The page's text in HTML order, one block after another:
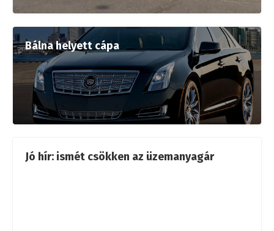
Bálna helyett cápa
Jó hír: ismét csökken az üzemanyagár